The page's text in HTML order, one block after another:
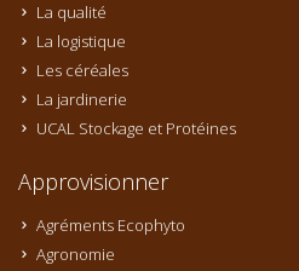
La qualité
La logistique
Les céréales
La jardinerie
UCAL Stockage et Protéines
Approvisionner
Agréments Ecophyto
Agronomie